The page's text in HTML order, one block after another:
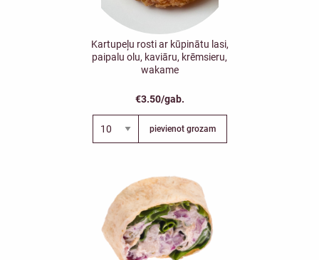
Kartupeļu rosti ar kūpinātu lasi,
paipalu olu, kaviāru, krēmsieru,
wakame
€3.50/gab.
pievienot grozam